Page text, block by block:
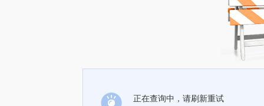
正在查询中，请刷新重试